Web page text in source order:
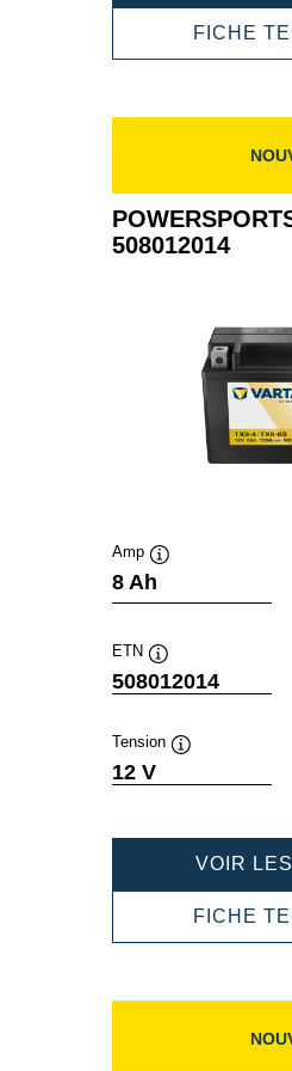
FICHE
508012014
Amp
8 Ah
ETN
Infobulle
508012014
Tension
12 V
VOIR
FICHE